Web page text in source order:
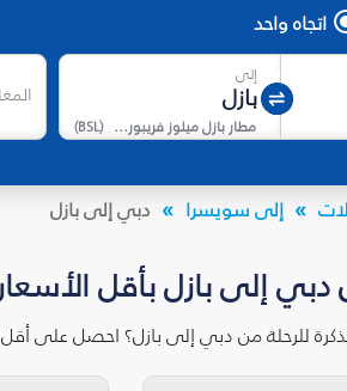
اتجاه واحد
إلى
مطار بازل ميلوز فريبورغ الأوروبي (
BSL
)
إلى سويسرا دبي إلى بازل
دبي إلى بازل بأقل
للرحلة من دبي إلى بازل؟ احصل على أقل